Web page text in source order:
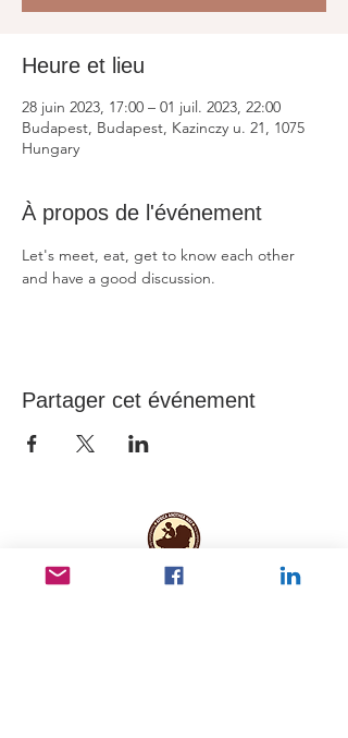
Heure et lieu
28 juin 2023, 17:00 – 01 juil. 2023, 22:00
Budapest, Budapest, Kazinczy u. 21, 1075
Hungary
À propos de l'événement
Let's meet, eat, get to know each other
and have a good discussion.
Partager cet événement
Liens utiles